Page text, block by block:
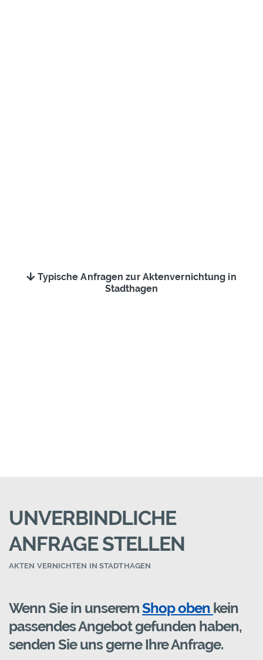
Typische Anfragen zur Aktenvernichtung in
Stadthagen
UNVERBINDLICHE
ANFRAGE STELLEN
AKTEN VERNICHTEN IN STADTHAGEN
Wenn Sie in unseremShop oben kein
passendes Angebot gefunden haben,
senden Sie uns gerne Ihre Anfrage.